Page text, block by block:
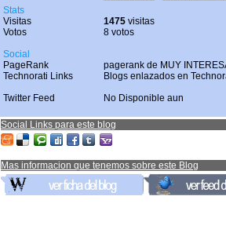
Stats
Visitas
1475 visitas
Votos
8 votos
Social
PageRank
pagerank de MUY
Technorati Links
Blogs enlazados en
Twitter Feed
No Disponible aun
Social Links para este blog
Mas informacion que tenemos sobre este Blog